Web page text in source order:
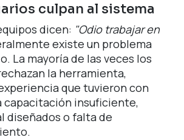
culpan al sistema
dicen: "Odio trabajar en
existe un problema
La mayoría de las veces los
la herramienta,
que tuvieron con
capacitación insuficiente,
diseñados o falta de